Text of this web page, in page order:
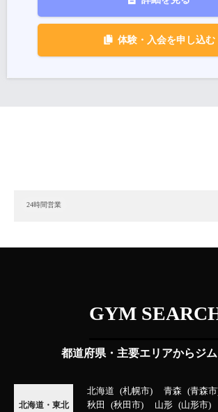
体験・入会を申し込む
24時間営業
GYM
都道府県・主要エリアからジ
北海道・東北
北海道 札幌市 青森
青森市
秋田
秋田市 山形 山形市